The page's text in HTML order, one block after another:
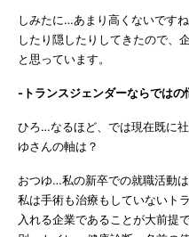
しみたに…あまり高くないです
したり隠したりしてきたので、
と思っています。
-トランスジェンダーならではの
ひろ…なるほど、では現在既に
ゆさんの軸は？
おつゆ…私の新卒での就職活動
私は手術も治療もしていないト
入れる企業であることが大前提